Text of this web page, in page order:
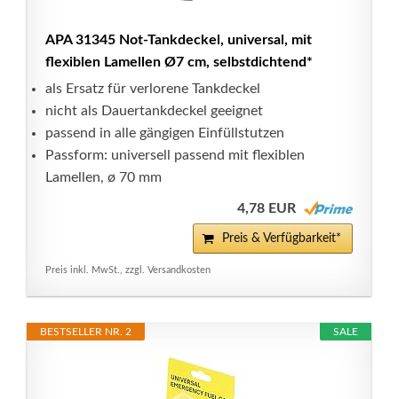
APA 31345 Not-Tankdeckel, universal, mit
flexiblen Lamellen Ø7 cm, selbstdichtend*
als Ersatz für verlorene Tankdeckel
nicht als Dauertankdeckel geeignet
passend in alle gängigen Einfüllstutzen
Passform: universell passend mit flexiblen
Lamellen, ø 70 mm
4,78 EUR
Preis & Verfügbarkeit*
Preis inkl. MwSt., zzgl. Versandkosten
SALE
BESTSELLER NR. 2